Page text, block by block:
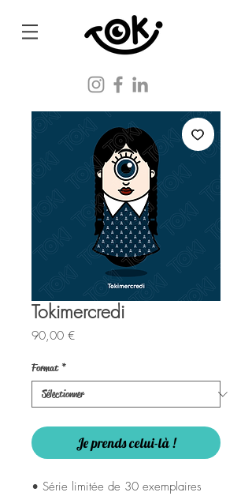
Tokimercredi
90,00 €Prix
Format *
Je prends celui-là !
• Série limitée de 30 exemplaires